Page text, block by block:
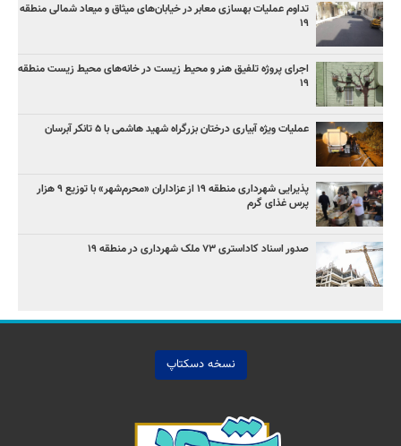
تداوم عملیات بهسازی معابر در خیابان‌های میثاق و میعاد شمالی منطقه
۱۹
اجرای پروژه تلفیق هنر و محیط زیست در خانه‌های محیط زیست منطقه
۱۹
عملیات ویژه آبیاری درختان بزرگراه شهید هاشمی با ۵ تانکر آبرسان
پذیرایی شهرداری منطقه ۱۹ از عزاداران «محرم‌شهر» با توزیع ۹ هزار
پرس غذای گرم
صدور اسناد کاداستری ۷۳ ملک شهرداری در منطقه ۱۹
نسخه دسکتاپ